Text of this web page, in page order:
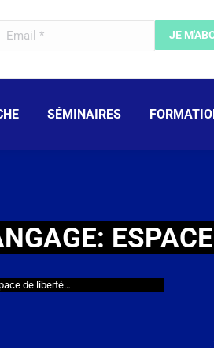
SÉMINAIRES
de liberté…